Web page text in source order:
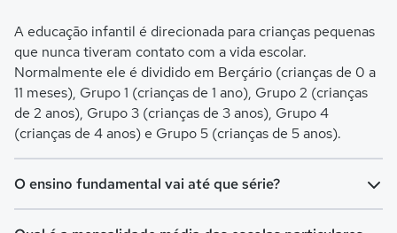
A educação infantil é direcionada para crianças pequenas
que nunca tiveram contato com a vida escolar.
Normalmente ele é dividido em Berçário (crianças de 0 a
11 meses), Grupo 1 (crianças de 1 ano), Grupo 2 (crianças
de 2 anos), Grupo 3 (crianças de 3 anos), Grupo 4
(crianças de 4 anos) e Grupo 5 (crianças de 5 anos).
O ensino fundamental vai até que série?